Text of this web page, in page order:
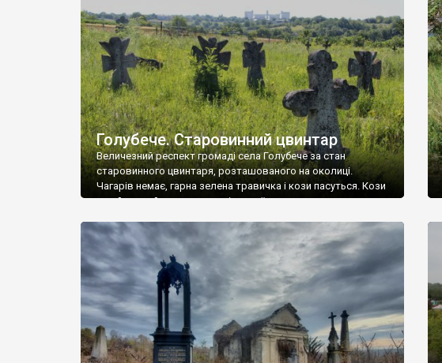
Голубече. Старовинний цвинтар
Величезний респект громаді села Голубече за стан
старовинного цвинтаря, розташованого на околиці.
Чагарів немає, гарна зелена травичка і кози пасуться. Кози
– найкращий регулятор шкідливої, для старих кладовищ,
бруньками, кози ті бруньки обгризають, бо то улюблений
делікатес. На цвинтарі у Голубечому ціла колекція
різноманітних форм хрестів. Село відносно невелике, […]